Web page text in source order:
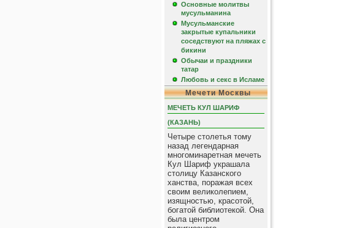
Основные молитвы
мусульманина
Мусульманские
закрытые купальники
соседствуют на пляжах с
бикини
Обычаи и праздники
татар
Любовь и секс в Исламе
Мечети Москвы
МЕЧЕТЬ КУЛ ШАРИФ
(КАЗАНЬ)
Четыре столетья тому
назад легендарная
многоминаретная мечеть
Кул Шариф украшала
столицу Казанского
ханства, поражая всех
своим великолепием,
изящностью, красотой,
богатой библиотекой. Она
была центром